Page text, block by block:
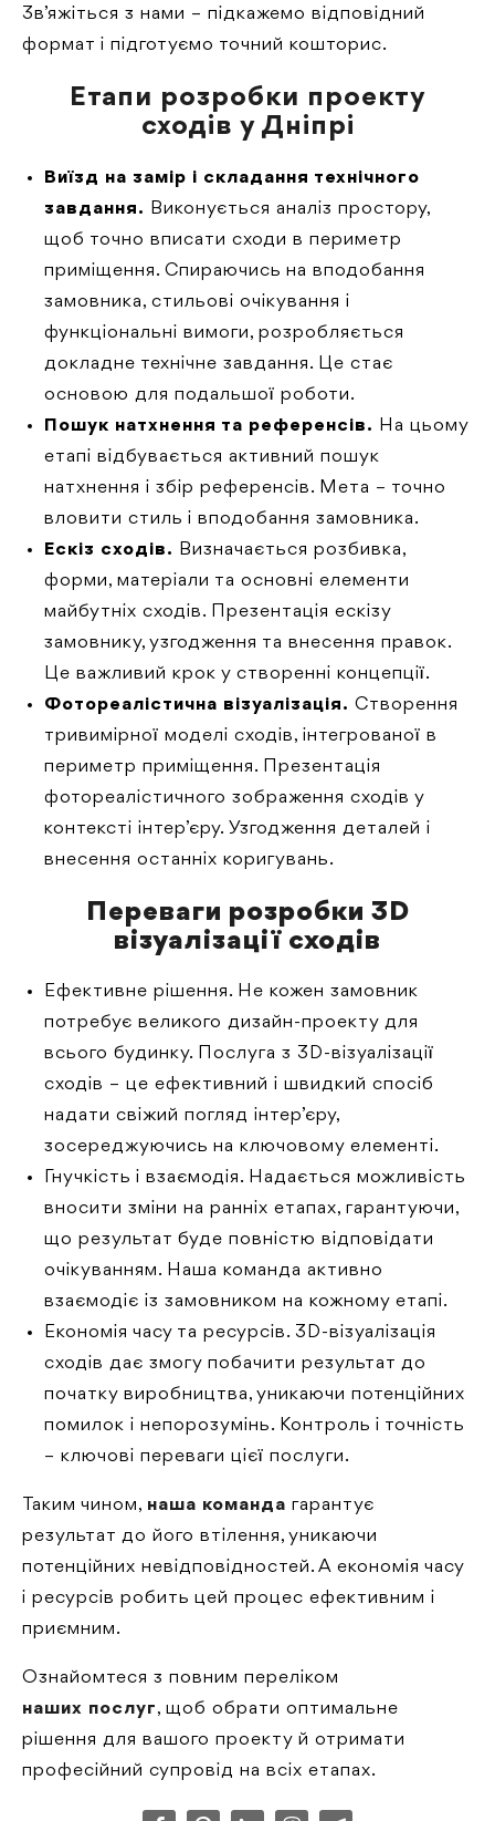
Зв’яжіться з нами – підкажемо відповідний
формат і підготуємо точний кошторис.
Етапи розробки проекту
сходів у Дніпрі
Виїзд на замір і складання технічного
завдання. Виконується аналіз простору,
щоб точно вписати сходи в периметр
приміщення. Спираючись на вподобання
замовника, стильові очікування і
функціональні вимоги, розробляється
докладне технічне завдання. Це стає
основою для подальшої роботи.
Пошук натхнення та референсів. На цьому
етапі відбувається активний пошук
натхнення і збір референсів. Мета – точно
вловити стиль і вподобання замовника.
Ескіз сходів. Визначається розбивка,
форми, матеріали та основні елементи
майбутніх сходів. Презентація ескізу
замовнику, узгодження та внесення правок.
Це важливий крок у створенні концепції.
Фотореалістична візуалізація. Створення
тривимірної моделі сходів, інтегрованої в
периметр приміщення. Презентація
фотореалістичного зображення сходів у
контексті інтер’єру. Узгодження деталей і
внесення останніх коригувань.
Переваги розробки 3D
візуалізації сходів
Ефективне рішення. Не кожен замовник
потребує великого дизайн-проекту для
всього будинку. Послуга з 3D-візуалізації
сходів – це ефективний і швидкий спосіб
надати свіжий погляд інтер’єру,
зосереджуючись на ключовому елементі.
Гнучкість і взаємодія. Надається можливість
вносити зміни на ранніх етапах, гарантуючи,
що результат буде повністю відповідати
очікуванням. Наша команда активно
взаємодіє із замовником на кожному етапі.
Економія часу та ресурсів. 3D-візуалізація
сходів дає змогу побачити результат до
початку виробництва, уникаючи потенційних
помилок і непорозумінь. Контроль і точність
– ключові переваги цієї послуги.
Таким чином, наша команда гарантує
результат до його втілення, уникаючи
потенційних невідповідностей. А економія часу
і ресурсів робить цей процес ефективним і
приємним.
Ознайомтеся з повним переліком
наших послуг, щоб обрати оптимальне
рішення для вашого проекту й отримати
професійний супровід на всіх етапах.